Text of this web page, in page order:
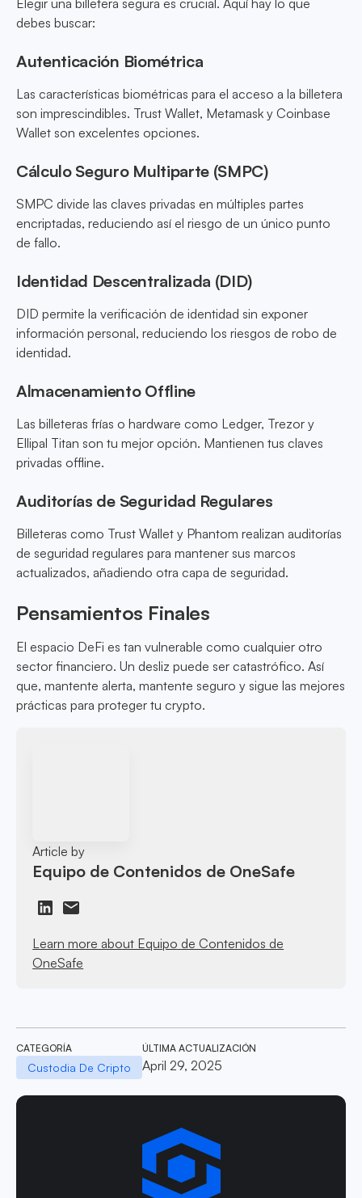
Elegir una billetera segura es crucial. Aquí hay lo que
debes buscar:
Autenticación Biométrica
Las características biométricas para el acceso a la billetera
son imprescindibles. Trust Wallet, Metamask y Coinbase
Wallet son excelentes opciones.
Cálculo Seguro Multiparte (SMPC)
SMPC divide las claves privadas en múltiples partes
encriptadas, reduciendo así el riesgo de un único punto
de fallo.
Identidad Descentralizada (DID)
DID permite la verificación de identidad sin exponer
información personal, reduciendo los riesgos de robo de
identidad.
Almacenamiento Offline
Las billeteras frías o hardware como Ledger, Trezor y
Ellipal Titan son tu mejor opción. Mantienen tus claves
privadas offline.
Auditorías de Seguridad Regulares
Billeteras como Trust Wallet y Phantom realizan auditorías
de seguridad regulares para mantener sus marcos
actualizados, añadiendo otra capa de seguridad.
Pensamientos Finales
El espacio DeFi es tan vulnerable como cualquier otro
sector financiero. Un desliz puede ser catastrófico. Así
que, mantente alerta, mantente seguro y sigue las mejores
prácticas para proteger tu crypto.
Article by
Equipo de Contenidos de OneSafe
Learn more about Equipo de Contenidos de
OneSafe
CATEGORÍA
Custodia De Cripto
ÚLTIMA ACTUALIZACIÓN
April 29, 2025